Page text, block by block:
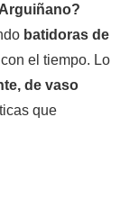
batidoras de
el tiempo. Lo
de vaso
que